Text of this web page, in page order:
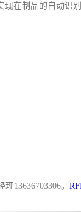
在制品的自动识
理13636703306。